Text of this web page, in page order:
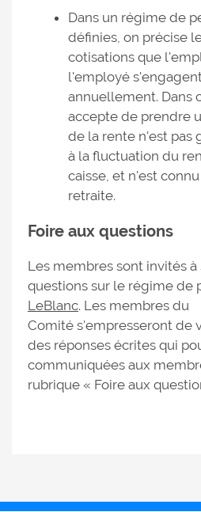
Dans un régime de
définies, on précise
cotisations que
l'employé
annuellement. Dans
accepte de prendre
de la rente n'est pas
à la fluctuation du
caisse, et n'est
retraite.
Foire aux questions
Les membres sont invités
questions sur le régime de
LeBlanc. Les membres du
Comité s'empresseront de
des réponses écrites qui
communiquées aux
rubrique « Foire aux